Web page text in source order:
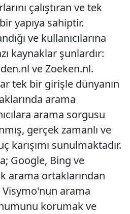
çalıştıran ve tek
yapıya sahiptir.
ve kullanıcılarına
kaynaklar şunlardır:
ve Zoeken.nl.
tek bir girişle dünyanın
arama
arama sorgusu
gerçek zamanlı ve
karışımı sunulmaktadır.
Google, Bing ve
arama ortaklarından
arama
korumak ve